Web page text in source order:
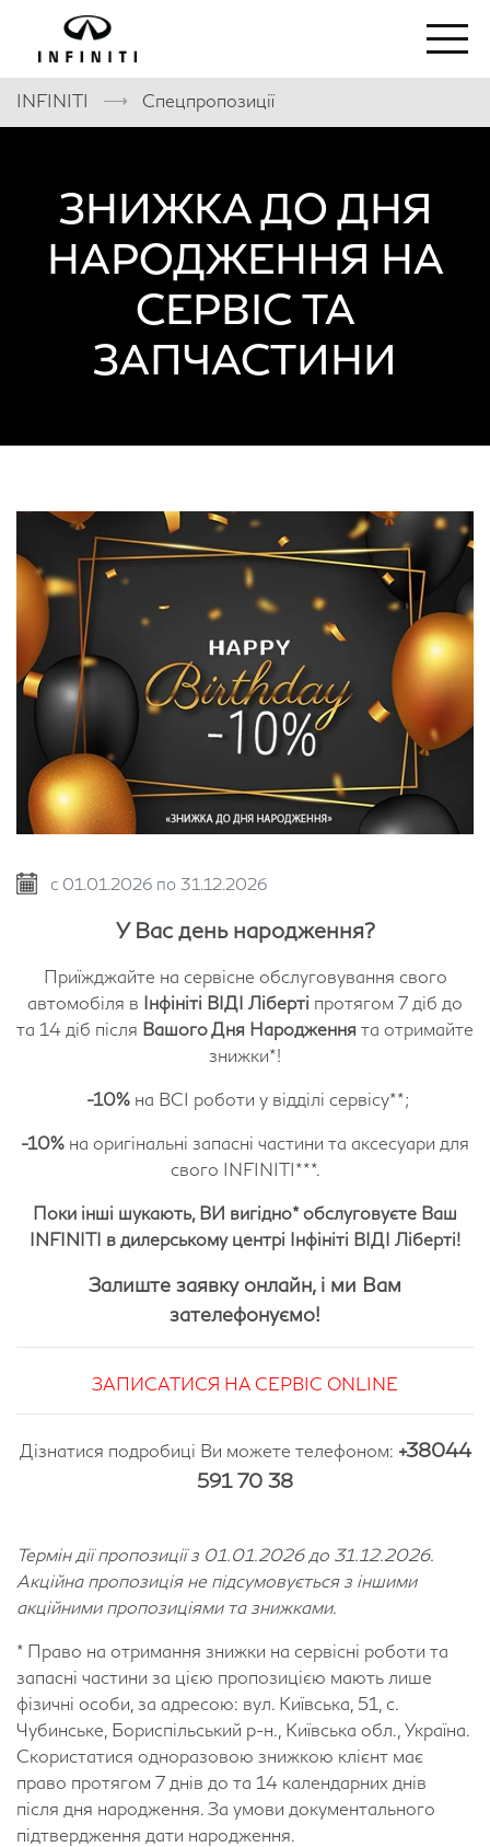
INFINITI ⟶ Спецпропозиції
ЗНИЖКА ДО ДНЯ
НАРОДЖЕННЯ НА
СЕРВІС ТА
ЗАПЧАСТИНИ
с 01.01.2026 по 31.12.2026
У Вас день народження?
Приїжджайте на сервісне обслуговування свого
автомобіля в Інфініті ВІДІ Ліберті протягом 7 діб до
та 14 діб після Вашого Дня Народження та отримайте
знижки*!
-10%на ВСІ роботи у відділі сервісу**;
-10% на оригінальні запасні частини та аксесуари для
свого INFINITI***.
Поки інші шукають, ВИ вигідно* обслуговуєте Ваш
INFINITI в дилерському центрі Інфініті ВІДІ Ліберті!
Залиште заявку онлайн, і ми Вам
зателефонуємо!
ЗАПИСАТИСЯ НА СЕРВІС ONLINE
Дізнатися подробиці Ви можете телефоном: +38044
591 70 38
Термін дії пропозиції з 01.01.2026 до 31.12.2026.
Акційна пропозиція не підсумовується з іншими
акційними пропозиціями та знижками.
* Право на отримання знижки на сервісні роботи та
запасні частини за цією пропозицією мають лише
фізичні особи, за адресою: вул. Київська, 51, с.
Чубинське, Бориспільський р-н., Київська обл., Україна.
Скористатися одноразовою знижкою клієнт має
право протягом 7 днів до та 14 календарних днів
після дня народження. За умови документального
підтвердження дати народження.